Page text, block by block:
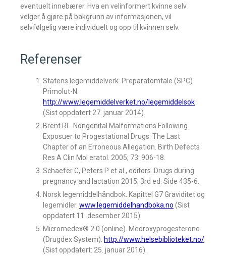
eventuelt innebærer. Hva en velinformert kvinne selv
velger å gjøre på bakgrunn av informasjonen, vil
selvfølgelig være individuelt og opp til kvinnen selv.
Referenser
Statens legemiddelverk. Preparatomtale (SPC)
Primolut-N.
http://www.legemiddelverket.no/legemiddelsok
(Sist oppdatert 27. januar 2014).
Brent RL. Nongenital Malformations Following
Exposuer to Progestational Drugs: The Last
Chapter of an Erroneous Allegation. Birth Defects
Res A Clin Mol eratol. 2005; 73: 906-18.
Schaefer C, Peters P et al., editors. Drugs during
pregnancy and lactation 2015; 3rd ed. Side 435-6.
Norsk legemiddelhåndbok. Kapittel G7 Graviditet og
legemidler. www.legemiddelhandboka.no (Sist
oppdatert 11. desember 2015).
Micromedex® 2.0 (online). Medroxyprogesterone
(Drugdex System). http://www.helsebiblioteket.no/
(Sist oppdatert: 25. januar 2016).